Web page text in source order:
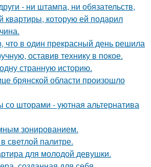
- ни штампа, ни обязательств,
квартиры, которую ей подарил
что в один прекрасный день решила
оставив технику в покое.
странную историю.
брянской области произошло
шторами - уютная альтернатива
зонированием.
светлой палитре.
для молодой девушки.